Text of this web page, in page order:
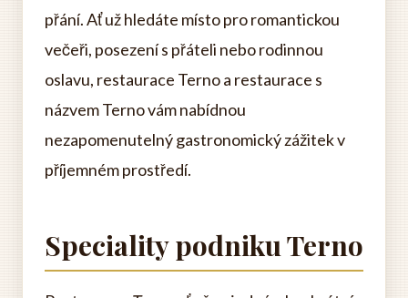
přání. Ať už hledáte místo pro romantickou
večeři, posezení s přáteli nebo rodinnou
oslavu, restaurace Terno a restaurace s
názvem Terno vám nabídnou
nezapomenutelný gastronomický zážitek v
příjemném prostředí.
Speciality podniku Terno